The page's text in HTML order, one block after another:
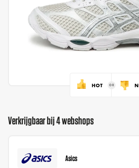
HOT
Verkrijgbaar bij 4 webshops
Asics